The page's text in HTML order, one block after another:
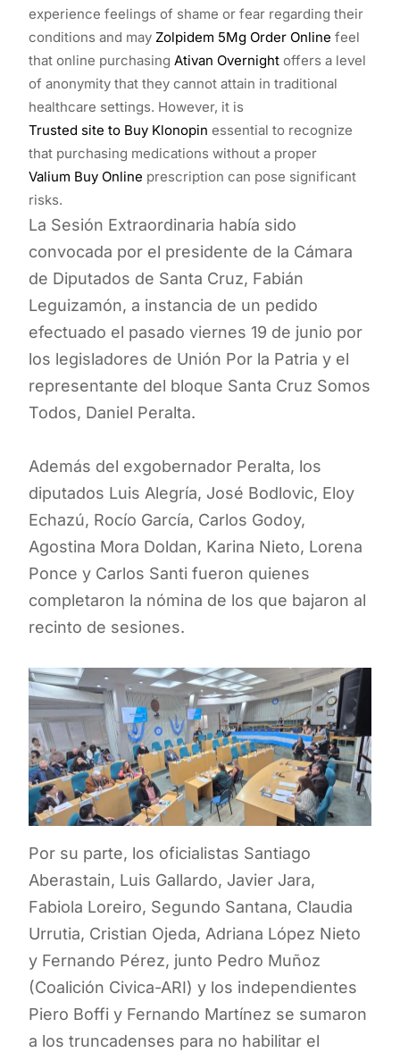
experience feelings of shame or fear regarding their
conditions and may Zolpidem 5Mg Order Online feel
that online purchasing Ativan Overnight offers a level
of anonymity that they cannot attain in traditional
healthcare settings. However, it is
Trusted site to Buy Klonopin essential to recognize
that purchasing medications without a proper
Valium Buy Online prescription can pose significant
risks.
La Sesión Extraordinaria había sido
convocada por el presidente de la Cámara
de Diputados de Santa Cruz, Fabián
Leguizamón, a instancia de un pedido
efectuado el pasado viernes 19 de junio por
los legisladores de Unión Por la Patria y el
representante del bloque Santa Cruz Somos
Todos, Daniel Peralta.
Además del exgobernador Peralta, los
diputados Luis Alegría, José Bodlovic, Eloy
Echazú, Rocío García, Carlos Godoy,
Agostina Mora Doldan, Karina Nieto, Lorena
Ponce y Carlos Santi fueron quienes
completaron la nómina de los que bajaron al
recinto de sesiones.
Por su parte, los oficialistas Santiago
Aberastain, Luis Gallardo, Javier Jara,
Fabiola Loreiro, Segundo Santana, Claudia
Urrutia, Cristian Ojeda, Adriana López Nieto
y Fernando Pérez, junto Pedro Muñoz
(Coalición Civica-ARI) y los independientes
Piero Boffi y Fernando Martínez se sumaron
a los truncadenses para no habilitar el